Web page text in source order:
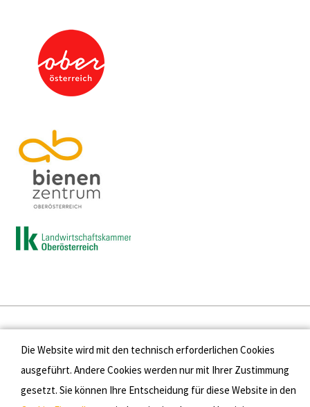
Presse
Kontakt
Datenschutz
Die Website wird mit den technisch erforderlichen Cookies
ausgeführt. Andere Cookies werden nur mit Ihrer Zustimmung
gesetzt. Sie können Ihre Entscheidung für diese Website in den